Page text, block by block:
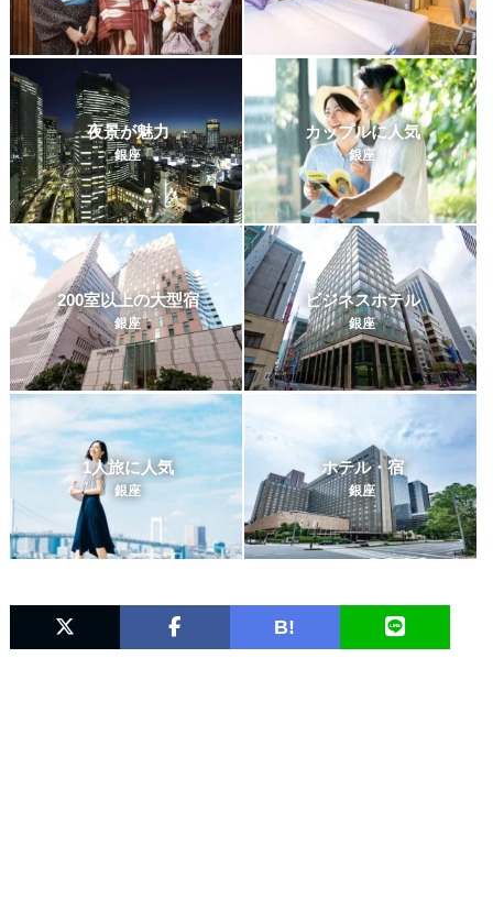
夜景が魅力
銀座
カップルに人気
銀座
200室以上の大型宿
銀座
ビジネスホテル
銀座
1人旅に人気
銀座
ホテル・宿
銀座
B!